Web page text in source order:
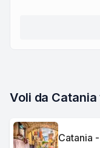
Voli da
Catania